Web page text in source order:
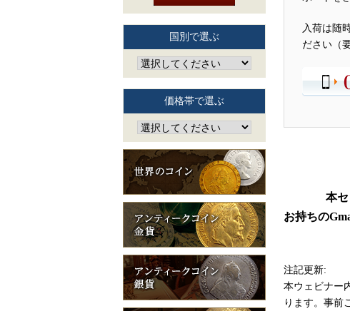
入荷は随
ださい（
本
お持ちの
注記更新:
本ウェビナー
ります。事前
国別で選ぶ
価格帯で選ぶ